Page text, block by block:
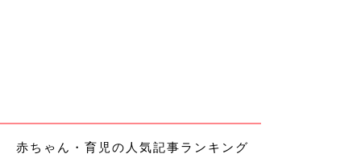
赤ちゃん・育児の人気記事ランキング